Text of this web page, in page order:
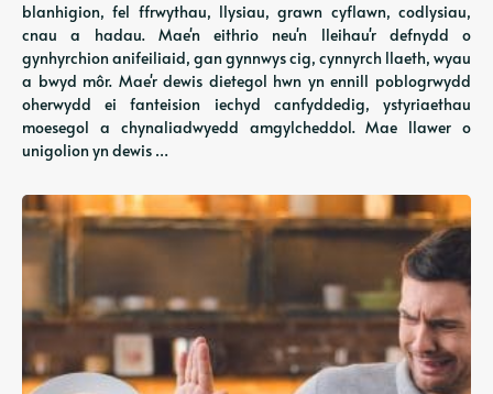
blanhigion, fel ffrwythau, llysiau, grawn cyflawn, codlysiau,
cnau a hadau. Mae'n eithrio neu'n lleihau'r defnydd o
gynhyrchion anifeiliaid, gan gynnwys cig, cynnyrch llaeth, wyau
a bwyd môr. Mae'r dewis dietegol hwn yn ennill poblogrwydd
oherwydd ei fanteision iechyd canfyddedig, ystyriaethau
moesegol a chynaliadwyedd amgylcheddol. Mae llawer o
unigolion yn dewis …